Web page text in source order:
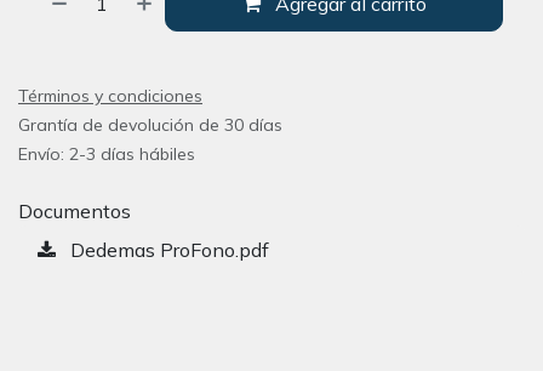
Términos y condiciones
Grantía de devolución de 30 días
Envío: 2-3 días hábiles
Documentos
Dedemas ProFono.pdf